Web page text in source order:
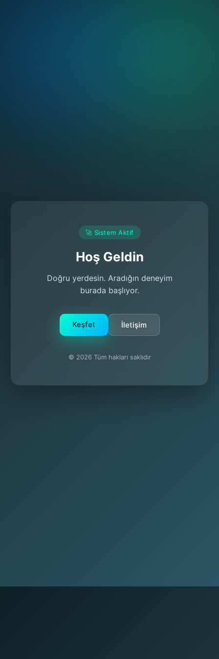
🚀 Sistem Aktif
Hoş Geldin
Doğru yerdesin. Aradığın deneyim
burada başlıyor.
Keşfet İletişim
© 2026 Tüm hakları saklıdır